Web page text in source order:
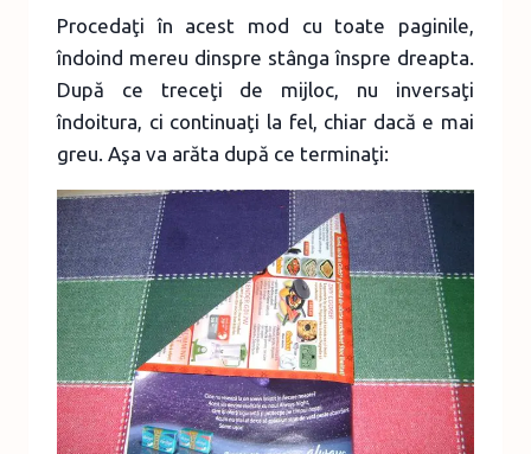
Procedaţi în acest mod cu toate paginile,
îndoind mereu dinspre stânga înspre dreapta.
După ce treceţi de mijloc, nu inversaţi
îndoitura, ci continuaţi la fel, chiar dacă e mai
greu. Aşa va arăta după ce terminaţi: